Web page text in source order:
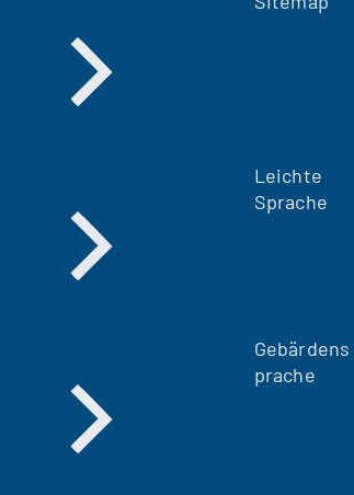
Leichte
Sprache
Gebärdens
prache